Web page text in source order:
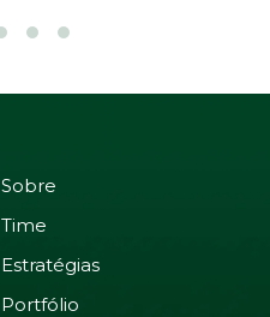
Sobre
Time
Estratégias
Portfólio